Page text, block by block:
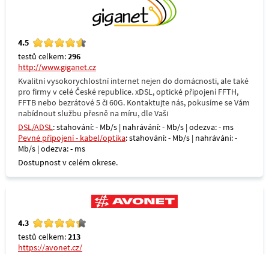
4.5
testů celkem:296
http://www.giganet.cz
Kvalitní vysokorychlostní internet nejen do domácnosti, ale také
pro firmy v celé České republice. xDSL, optické připojení FFTH,
FFTB nebo bezrátové 5 či 60G. Kontaktujte nás, pokusíme se Vám
nabídnout službu přesně na míru, dle Vaši
DSL/ADSL: stahování: - Mb/s | nahrávání: - Mb/s | odezva: - ms
Pevné připojení - kabel/optika: stahování: - Mb/s | nahrávání: -
Mb/s | odezva: - ms
Dostupnost v celém okrese.
4.3
testů celkem:213
https://avonet.cz/